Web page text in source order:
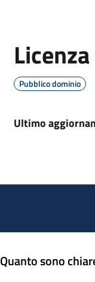
Pubblico dominio
Ultimo
Quanto sono